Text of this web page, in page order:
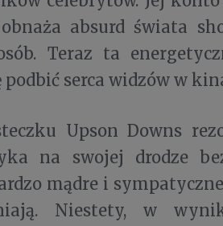
absurd świata
Teraz ta
podbić serca widzów w
Upson Downs
na swojej drodze
mądre i
Niestety, w